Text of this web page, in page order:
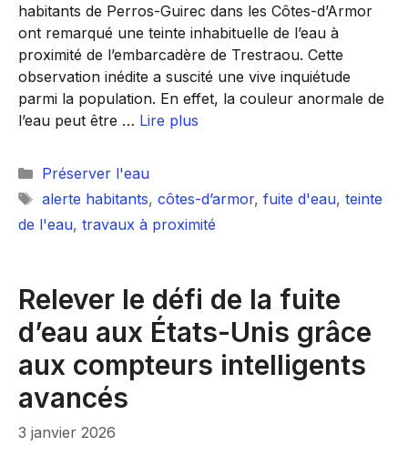
habitants de Perros-Guirec dans les Côtes-d’Armor
ont remarqué une teinte inhabituelle de l’eau à
proximité de l’embarcadère de Trestraou. Cette
observation inédite a suscité une vive inquiétude
parmi la population. En effet, la couleur anormale de
l’eau peut être … Lire plus
Catégories
Préserver l'eau
Étiquettes
alerte habitants, côtes-d’armor, fuite d'eau, teinte
de l'eau, travaux à proximité
Relever le défi de la fuite
d’eau aux États-Unis grâce
aux compteurs intelligents
avancés
3 janvier 2026